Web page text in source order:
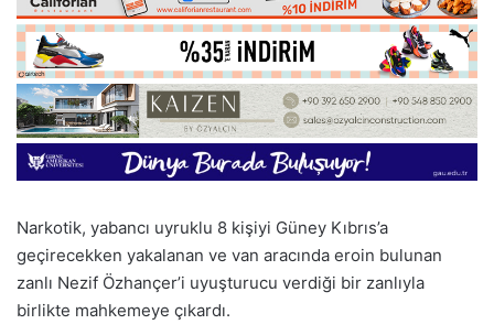
Narkotik, yabancı uyruklu 8 kişiyi Güney Kıbrıs’a
geçirecekken yakalanan ve van aracında eroin bulunan
zanlı Nezif Özhançer’i uyuşturucu verdiği bir zanlıyla
birlikte mahkemeye çıkardı.